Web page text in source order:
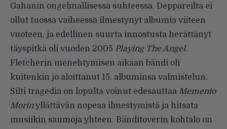
Gahanin ongelmallisessa suhteessa. Deppareilta ei
ollut tuossa vaiheessa ilmestynyt albumia viiteen
vuoteen, ja edellinen suurta innostusta herättänyt
täyspitkä oli vuoden 2005 Playing The Angel.
Fletcherin menehtymisen aikaan bändi oli
kuitenkin jo aloittanut 15. albuminsa valmistelun.
Silti tragedia on lopulta voinut edesauttaa Memento
Morinyllättävän nopeaa ilmestymistä ja hitsata
musiikin saumoja yhteen. Bänditoverin kohtalo on